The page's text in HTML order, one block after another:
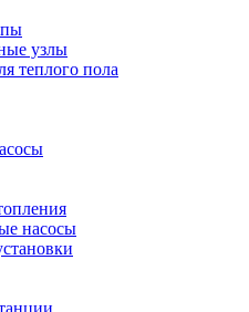
узлы
теплого пола
насосы